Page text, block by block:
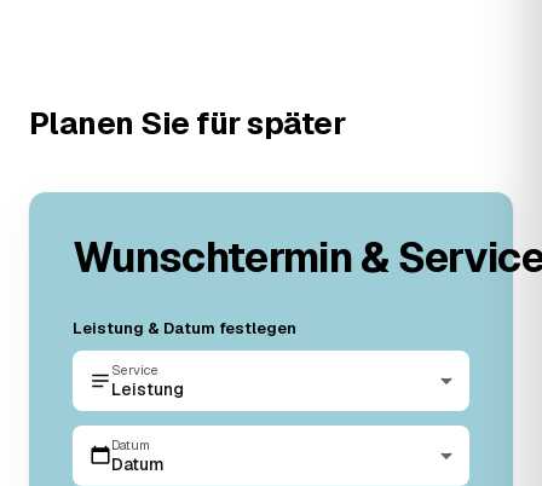
Planen Sie für später
Wunschtermin &
Leistung & Datum festlegen
Service
Leistung
Datum
Datum